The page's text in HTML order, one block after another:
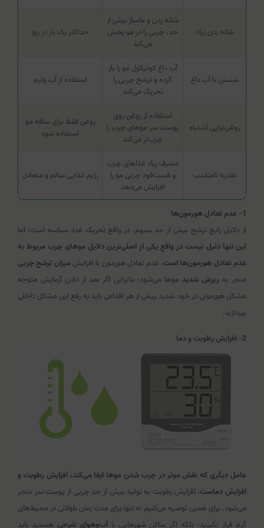
شانه زدن زیاد
شانه زدن و ماساژ بیش از
حد، چربی را در مو پخش
می‌کند
حداکثر یک بار در روز
شستن با آب داغ
آب داغ کوتیکول مو را باز
کرده و ترشح چربی را
تحریک می‌کند
استفاده از آب ولرم
روغن‌تراپی اشتباه
استفاده از روغن روی
پوست سر موهای چرب را
چرب‌تر می‌کند
روغن فقط برای ساقه مو
استفاده شود
تغذیه نامناسب
مصرف زیاد غذاهای چرب
و فست‌فود چربی مو را
افزایش می‌دهد
رژیم غذایی سالم و متعادل
1- عدم تعادل هورمون‌ها
از دلایل رایج ترشح بیش از حد سبوم، در واقع تحریک غدد سباسه است؛ اما
این تنها دلیل نیست در واقع یکی از اصلی‌ترین دلایل موهای چرب مربوط به
عدم تعادل هورمون‌ها است. عدم تعادل هورمون با افزایش میزان ترشح چربی
منجر به ریزش شدید موها می‌شود؛ بنابراین اگر بعد از دادن آزمایش متوجه
مشکل هورمونی در خود شدید پیش از هر اقدامی باید به رفع این مشکل داخلی
بپردازید.
2- افزایش رطوبت و دما
عامل دیگری که نقش موثر در چرب شدن موها ایفا می‌کند، افزایش رطوبت و
افزایش دماست. افزایش رطوبت به تولید بیش از حد چربی از پوست سر منجر
می‌شود، برای همین توصیه می‌کنیم نه تنها برای مدت زمان طولانی در محیط‌های
گرم قرار نگیرید؛ بلکه اگر ساکن شهرهایی باآب‌وهوای شرجی هستید باید